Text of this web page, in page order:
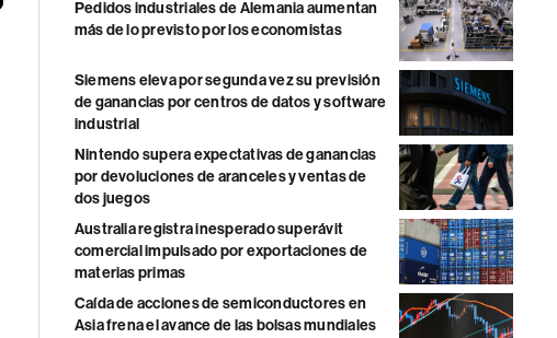
Pedidos industriales de Alemania aumentan
más de lo previsto por los economistas
Siemens eleva por segunda vez su previsión
de ganancias por centros de datos y software
industrial
Nintendo supera expectativas de ganancias
por devoluciones de aranceles y ventas de
dos juegos
Australia registra inesperado superávit
comercial impulsado por exportaciones de
materias primas
Caída de acciones de semiconductores en
Asia frena el avance de las bolsas mundiales